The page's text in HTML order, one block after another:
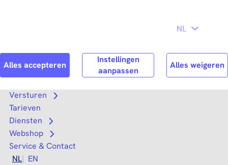
Search Zoek
Versturen
Open submenu
Tarieven
Diensten
Open submenu
Webshop
Open submenu
Service & Contact
NL
EN